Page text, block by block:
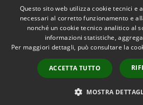
RSS
Questo sito web utilizza cookie tecnici e
necessari al corretto funzionamento e
nonché un cookie tecnico analitico al
informazioni statistiche,
Per maggiori dettagli, può consultare la
ACCETTA TUTTO
MOSTRA